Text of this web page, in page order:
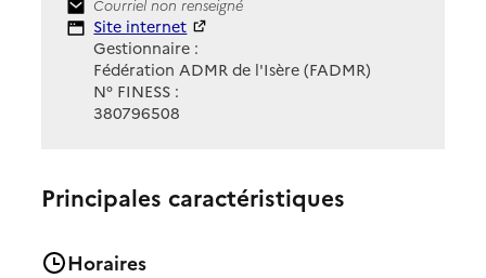
Courriel non renseigné
Site Internet
Site internet
Gestionnaire :
Fédération ADMR de l'Isère (FADMR)
N° FINESS :
380796508
Principales caractéristiques
Horaires